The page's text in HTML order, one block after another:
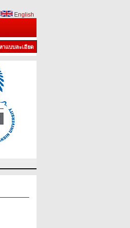
English
าแบบละเอียด